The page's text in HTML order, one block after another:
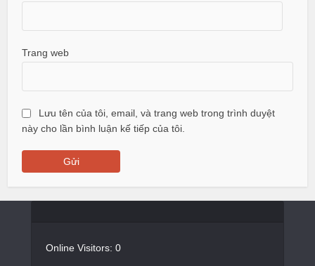
Trang web
Lưu tên của tôi, email, và trang web trong trình duyệt
này cho lần bình luận kế tiếp của tôi.
Online Visitors: 0